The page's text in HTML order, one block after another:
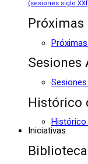
(sesiones siglo
Próximas
Sesiones
Histórico
Histórico
Iniciativas
Biblioteca